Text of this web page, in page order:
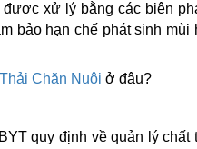
xử lý bằng các biện
bảo hạn chế phát sinh
Chăn Nuôi ở đâu?
quy định về quản lý